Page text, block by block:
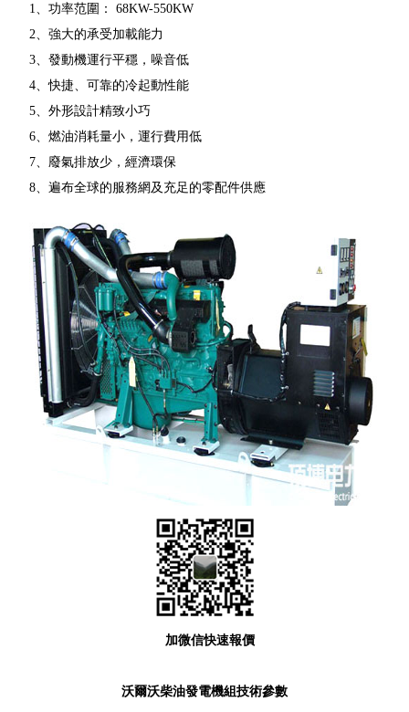
1、功率范圍： 68KW-550KW
2、強大的承受加載能力
3、發動機運行平穩，噪音低
4、快捷、可靠的冷起動性能
5、外形設計精致小巧
6、燃油消耗量小，運行費用低
7、廢氣排放少，經濟環保
8、遍布全球的服務網及充足的零配件供應
加微信快速報價
沃爾沃柴油發電機組技術參數